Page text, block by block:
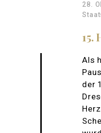
28.
15.
Als
der